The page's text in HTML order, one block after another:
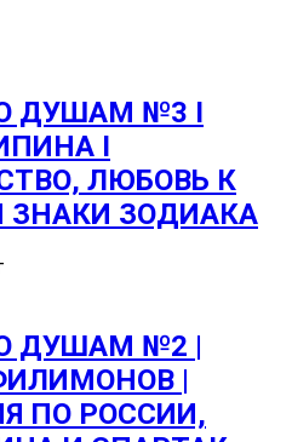
ДУШАМ №3 I
I
ЛЮБОВЬ К
ЗНАКИ ЗОДИАКА
ДУШАМ №2 |
|
ПО РОССИИ,